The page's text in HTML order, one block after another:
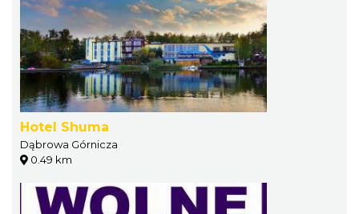
Hotel Shuma
Dąbrowa Górnicza
0.49 km